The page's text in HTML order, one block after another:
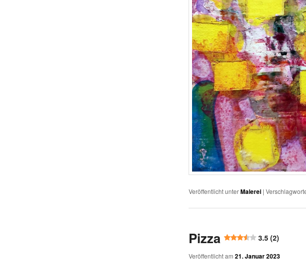
Veröffentlicht unter Malerei |
Pizza 3.5 (2)
Veröffentlicht am21. Januar 2023